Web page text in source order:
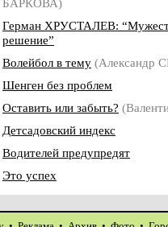
БАРКОВА)
Герман ХРУСТАЛЕВ:
решение”
Волейбол в тему (Александр
Шенген без проблем
Оставить или забыть?
Детсадовский индекс
Водителей предупредят
Это успех